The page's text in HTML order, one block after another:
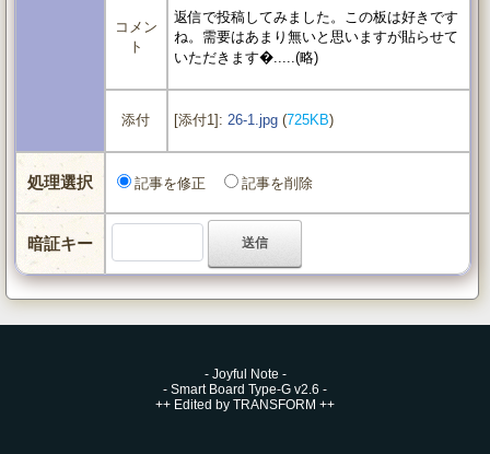
コメン
ト
返信で投稿してみました。この板は好きです
ね。需要はあまり無いと思いますが貼らせて
いただきます�.....(略)
添付 [添付1]: 26-1.jpg(725KB)
処理選択 記事を修正 記事を削除
暗証キー
- Joyful Note -
- Smart Board Type-G v2.6 -
++ Edited by TRANSFORM ++